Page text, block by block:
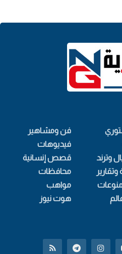
وترند
فن ومشاهير
فيديوهات
قصص إنسانية
محافظات
مواهب
هوت نيوز